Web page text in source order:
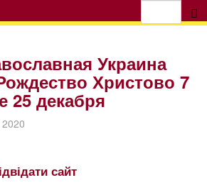
Украина
Христово 7
25 декабря
2020
сайт